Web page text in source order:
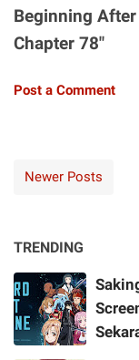
Beginning
Chapter 78"
Post a Comment
Newer Posts
TRENDING